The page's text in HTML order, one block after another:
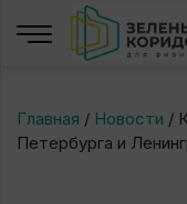
Главная / Новости /
Петербурга и